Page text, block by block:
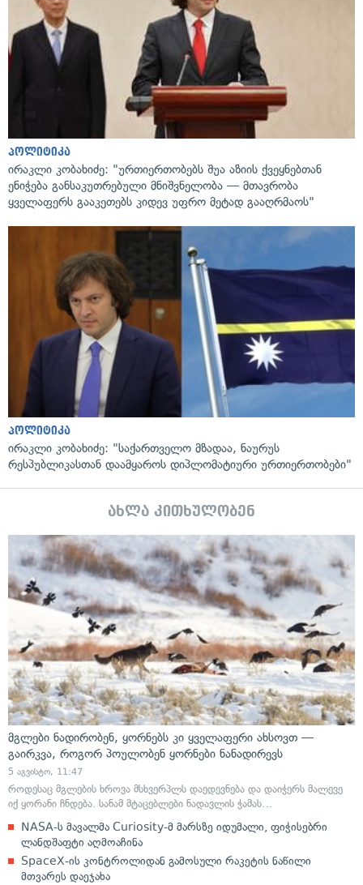
პოლიტიკა
ირაკლი კობახიძე: "ურთიერთობებს შუა აზიის ქვეყნებთან
ენიჭება განსაკუთრებული მნიშვნელობა — მთავრობა
ყველაფერს გააკეთებს კიდევ უფრო მეტად გააღრმაოს"
პოლიტიკა
ირაკლი კობახიძე: "საქართველო მზადაა, ნაურუს
რესპუბლიკასთან დაამყაროს დიპლომატიური ურთიერთობები"
ახლა კითხულობენ
მგლები ნადირობენ, ყორნებს კი ყველაფერი ახსოვთ —
გაირკვა, როგორ პოულობენ ყორნები ნანადირევს
5 აგვისტო, 11:47
როდესაც მგლების ხროვა მსხვერპლს დაედევნება და დაიჭერს მალევე
იქ ყორანი ჩნდება. სანამ მტაცებლები ნადავლის ჭამას…
NASA-ს მავალმა Curiosity-მ მარსზე იდუმალი, ფიჭისებრი
ლანდშაფტი აღმოაჩინა
SpaceX-ის კონტროლიდან გამოსული რაკეტის ნაწილი
მთვარეს დაეჯახა